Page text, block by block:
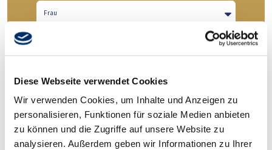
Diese Webseite verwendet Cookies
Wir verwenden Cookies, um Inhalte und Anzeigen zu
personalisieren, Funktionen für soziale Medien anbieten
zu können und die Zugriffe auf unsere Website zu
analysieren. Außerdem geben wir Informationen zu Ihrer
Nachname
E-Mail-Adresse